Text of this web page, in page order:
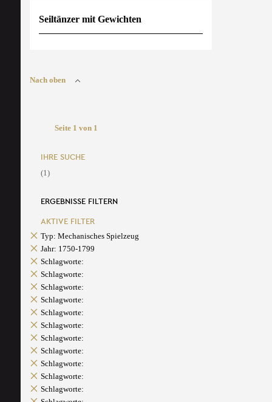
Seiltänzer mit Gewichten
Nach oben
Seite 1 von 1
IHRE SUCHE
(1)
ERGEBNISSE FILTERN
AKTIVE FILTER
Typ: Mechanisches Spielzeug
Jahr: 1750-1799
Schlagworte:
Schlagworte:
Schlagworte:
Schlagworte:
Schlagworte:
Schlagworte:
Schlagworte:
Schlagworte:
Schlagworte:
Schlagworte:
Schlagworte: